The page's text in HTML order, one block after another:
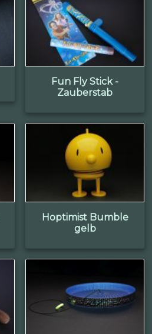
Fun Fly Stick -
Zauberstab
Hoptimist Bumble
gelb